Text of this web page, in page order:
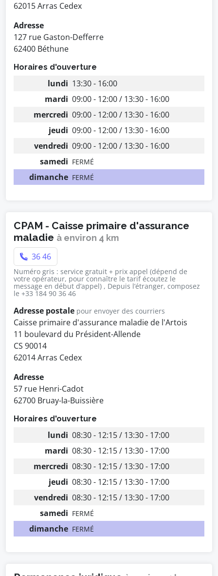
62015 Arras Cedex
Adresse
127 rue Gaston-Defferre
62400 Béthune
Horaires d'ouverture
lundi 13:30 - 16:00
mardi 09:00 - 12:00 / 13:30 - 16:00
mercredi 09:00 - 12:00 / 13:30 - 16:00
jeudi 09:00 - 12:00 / 13:30 - 16:00
vendredi 09:00 - 12:00 / 13:30 - 16:00
samedi FERMÉ
dimanche FERMÉ
CPAM - Caisse primaire d'assurance
maladie à environ 4 km
36 46
Numéro gris : service gratuit + prix appel (dépend de
votre opérateur, pour connaître le tarif écoutez le
message en début d’appel) , Depuis l’étranger, composez
le +33 184 90 36 46
Adresse postale pour envoyer des courriers
Caisse primaire d'assurance maladie de l'Artois
11 boulevard du Président-Allende
CS 90014
62014 Arras Cedex
Adresse
57 rue Henri-Cadot
62700 Bruay-la-Buissière
Horaires d'ouverture
lundi 08:30 - 12:15 / 13:30 - 17:00
mardi 08:30 - 12:15 / 13:30 - 17:00
mercredi 08:30 - 12:15 / 13:30 - 17:00
jeudi 08:30 - 12:15 / 13:30 - 17:00
vendredi 08:30 - 12:15 / 13:30 - 17:00
samedi FERMÉ
dimanche FERMÉ